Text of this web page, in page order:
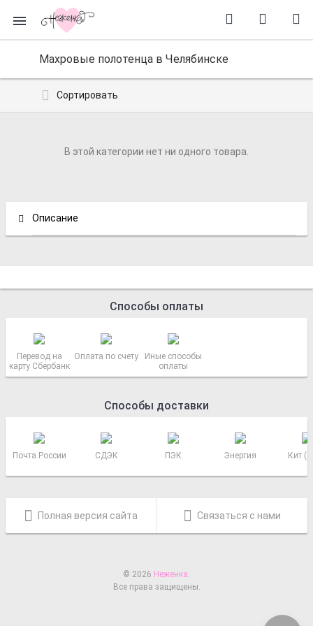
Махровые полотенца в Челябинске
Сортировать
В этой категории нет ни одного товара.
Описание
Способы оплаты
Перевод на
карту Сбербанк
Оплата по счету
Иные способы
оплаты
Способы доставки
Почта России СДЭК ПЭК Энергия Кит
Полная версия сайта Связаться с нами
© 2026 Неженка.
Все права защищены.